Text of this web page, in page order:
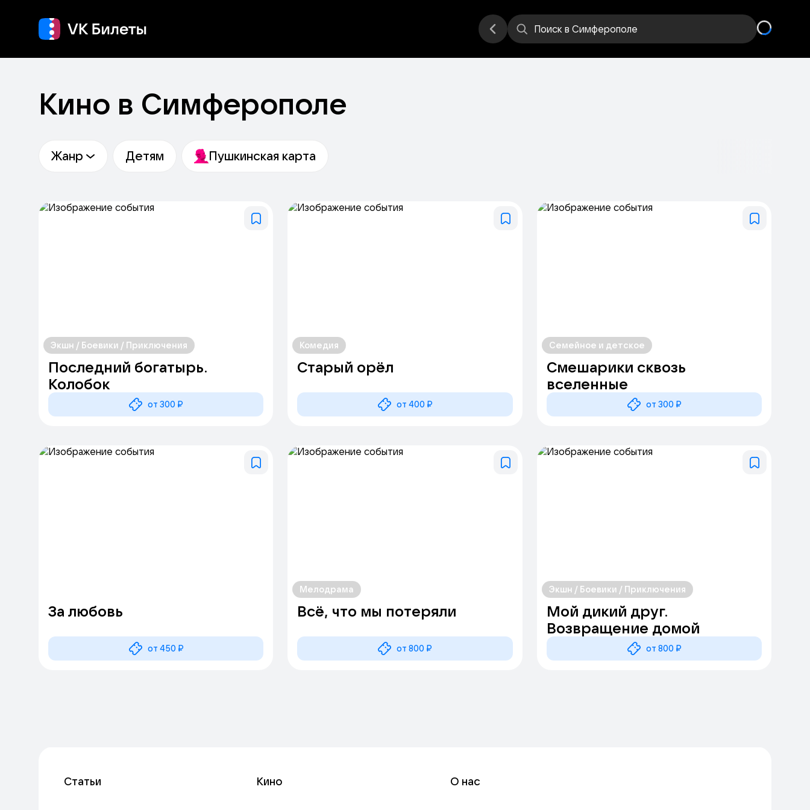
Поиск в Симферополе
Кино в Симферополе
Жанр Детям Пушкинская карта
Экшн / Боевики / Приключения
Последний богатырь.
Колобок
от 300 ₽
Комедия
Старый орёл
от 400 ₽
Семейное и детское
Смешарики сквозь
вселенные
от 300 ₽
За любовь
от 450 ₽
Мелодрама
Всё, что мы потеряли
от 800 ₽
Экшн / Боевики / Приключения
Мой дикий друг.
Возвращение домой
от 800 ₽
Статьи Кино О нас